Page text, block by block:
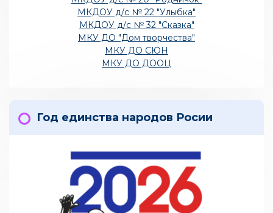
МКДОУ д/с № 22 "Улыбка"
МКДОУ д/с № 32 "Сказка"
МКУ ДО "Дом творчества"
МКУ ДО СЮН
МКУ ДО ДООЦ
Год единства народов Росии